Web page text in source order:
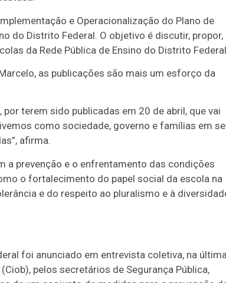
e Operacionalização do Plano de
do Distrito Federal. O objetivo é discutir, propor,
da Rede Pública de Ensino do Distrito
as publicações são mais um esforço da
terem sido publicadas em 20 de abril, que vai
como sociedade, governo e famílias em
afirma.
a prevenção e o enfrentamento das condições
o fortalecimento do papel social da escola na
e do respeito ao pluralismo e à
foi anunciado em entrevista coletiva, na última
pelos secretários de Segurança Pública,